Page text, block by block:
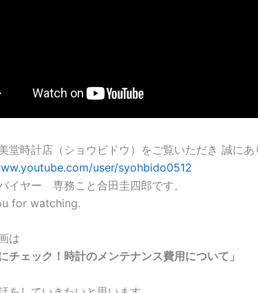
堂時計店（ショウビドウ）をご覧いただき 誠にあ
user/syohbido0512
イヤー 専務こと合田圭四郎です。
for watching.
は
チェック！時計のメンテナンス費用について」